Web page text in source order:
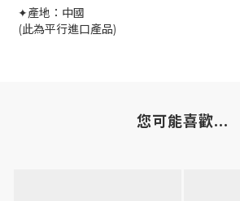
✦產地：中國
(此為平行進口產品)
您可能喜歡...